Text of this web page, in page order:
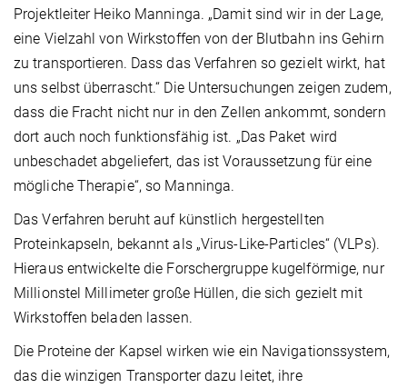
Projektleiter Heiko Manninga. „Damit sind wir in der Lage,
eine Vielzahl von Wirkstoffen von der Blutbahn ins Gehirn
zu transportieren. Dass das Verfahren so gezielt wirkt, hat
uns selbst überrascht.“ Die Untersuchungen zeigen zudem,
dass die Fracht nicht nur in den Zellen ankommt, sondern
dort auch noch funktionsfähig ist. „Das Paket wird
unbeschadet abgeliefert, das ist Voraussetzung für eine
mögliche Therapie“, so Manninga.
Das Verfahren beruht auf künstlich hergestellten
Proteinkapseln, bekannt als „Virus-Like-Particles“ (VLPs).
Hieraus entwickelte die Forschergruppe kugelförmige, nur
Millionstel Millimeter große Hüllen, die sich gezielt mit
Wirkstoffen beladen lassen.
Die Proteine der Kapsel wirken wie ein Navigationssystem,
das die winzigen Transporter dazu leitet, ihre